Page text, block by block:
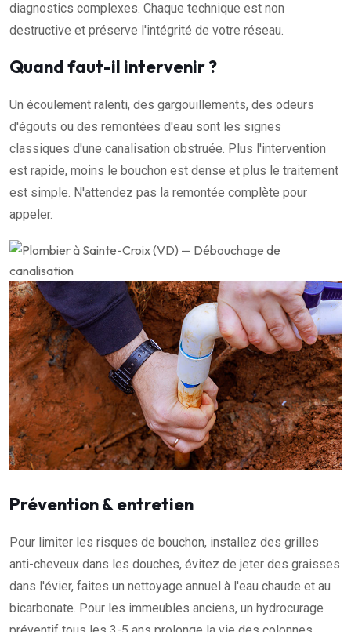
diagnostics complexes. Chaque technique est non
destructive et préserve l'intégrité de votre réseau.
Quand faut-il intervenir ?
Un écoulement ralenti, des gargouillements, des odeurs
d'égouts ou des remontées d'eau sont les signes
classiques d'une canalisation obstruée. Plus l'intervention
est rapide, moins le bouchon est dense et plus le traitement
est simple. N'attendez pas la remontée complète pour
appeler.
Prévention & entretien
Pour limiter les risques de bouchon, installez des grilles
anti-cheveux dans les douches, évitez de jeter des graisses
dans l'évier, faites un nettoyage annuel à l'eau chaude et au
bicarbonate. Pour les immeubles anciens, un hydrocurage